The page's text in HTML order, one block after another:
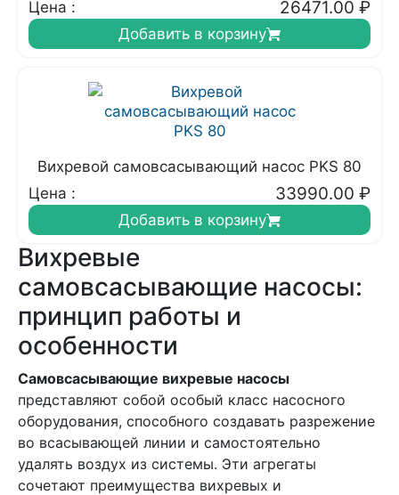
Цена :
26471.00 ₽
Добавить в корзину
Вихревой самовсасывающий насос PKS 80
Цена :
33990.00 ₽
Добавить в корзину
Вихревые
самовсасывающие насосы:
принцип работы и
особенности
Самовсасывающие вихревые насосы
представляют собой особый класс насосного
оборудования, способного создавать разрежение
во всасывающей линии и самостоятельно
удалять воздух из системы. Эти агрегаты
сочетают преимущества вихревых и